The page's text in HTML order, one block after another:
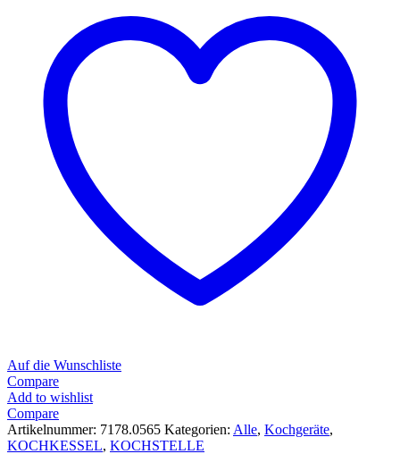
Auf die Wunschliste
Compare
Add to wishlist
Compare
Artikelnummer: 7178.0565 Kategorien: Alle, Kochgeräte,
KOCHKESSEL, KOCHSTELLE